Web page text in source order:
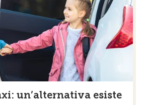
un’alternativa esiste